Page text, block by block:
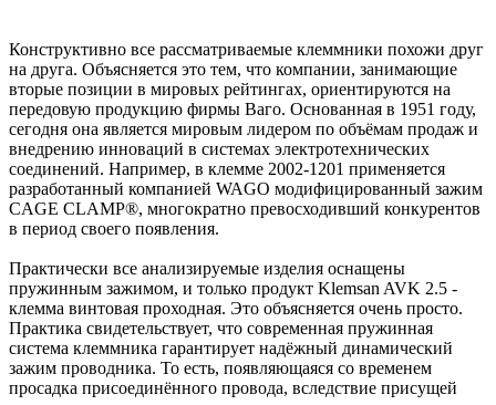
Конструктивно все рассматриваемые клеммники похожи друг
на друга. Объясняется это тем, что компании, занимающие
вторые позиции в мировых рейтингах, ориентируются на
передовую продукцию фирмы Ваго. Основанная в 1951 году,
сегодня она является мировым лидером по объёмам продаж и
внедрению инноваций в системах электротехнических
соединений. Например, в клемме 2002-1201 применяется
разработанный компанией WAGO модифицированный зажим
CAGE CLAMP®, многократно превосходивший конкурентов
в период своего появления.
Практически все анализируемые изделия оснащены
пружинным зажимом, и только продукт Klemsan AVK 2.5 -
клемма винтовая проходная. Это объясняется очень просто.
Практика свидетельствует, что современная пружинная
система клеммника гарантирует надёжный динамический
зажим проводника. То есть, появляющаяся со временем
просадка присоединённого провода, вследствие присущей